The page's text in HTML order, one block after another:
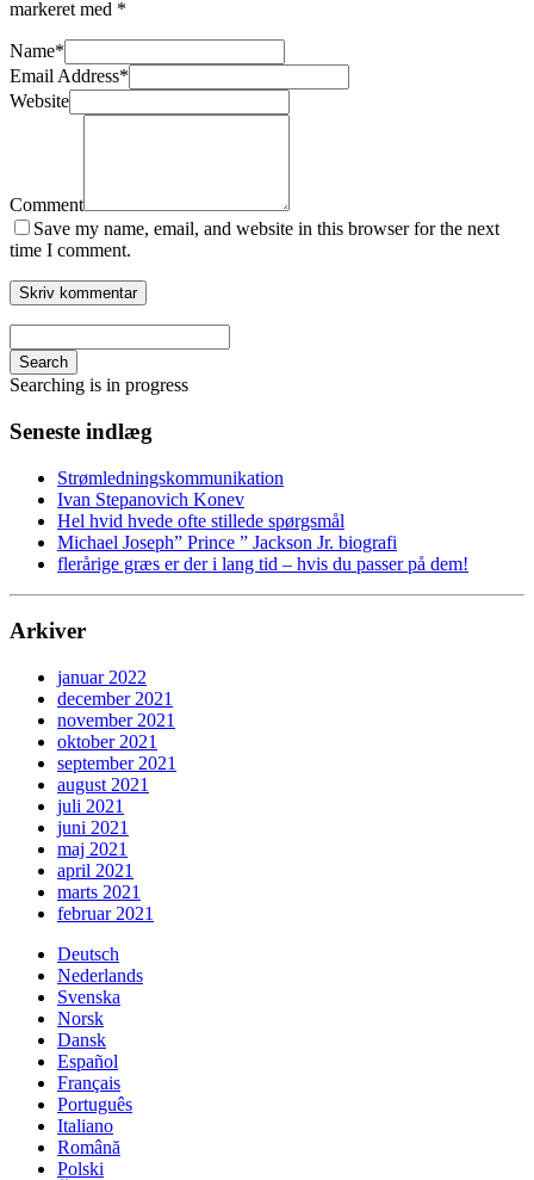
markeret med *
Name*
Email Address*
Website
Comment
Save my name, email, and website in this browser for the next
time I comment.
Search
Searching is in progress
Seneste indlæg
Strømledningskommunikation
Ivan Stepanovich Konev
Hel hvid hvede ofte stillede spørgsmål
Michael Joseph” Prince ” Jackson Jr. biografi
flerårige græs er der i lang tid – hvis du passer på dem!
Arkiver
januar 2022
december 2021
november 2021
oktober 2021
september 2021
august 2021
juli 2021
juni 2021
maj 2021
april 2021
marts 2021
februar 2021
Deutsch
Nederlands
Svenska
Norsk
Dansk
Español
Français
Português
Italiano
Română
Polski